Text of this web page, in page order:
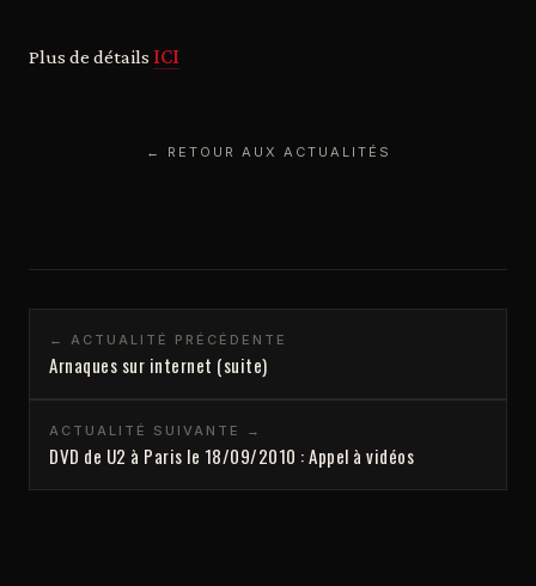
Plus de détails ICI
← RETOUR AUX ACTUALITÉS
← ACTUALITÉ PRÉCÉDENTE
Arnaques sur internet (suite)
ACTUALITÉ SUIVANTE →
DVD de U2 à Paris le 18/09/2010 : Appel à vidéos